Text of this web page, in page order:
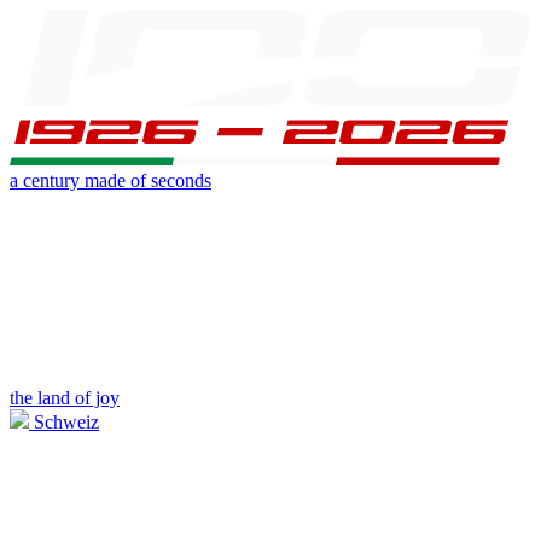
a century made of seconds
the land of joy
Schweiz